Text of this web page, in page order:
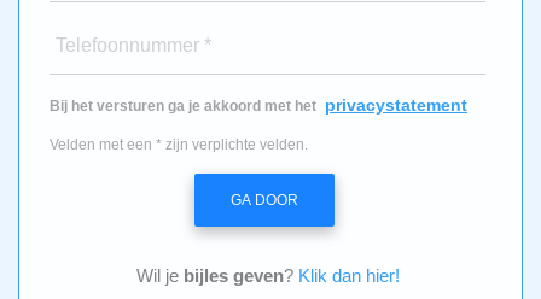
Telefoonnummer *
Bij het versturen ga je akkoord met het privacystatement
Velden met een * zijn verplichte velden.
GA DOOR
Wil je bijles geven? Klik dan hier!